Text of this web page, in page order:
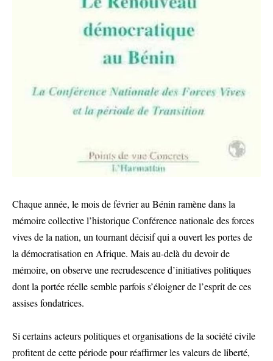
Chaque année, le mois de février au Bénin ramène dans la
mémoire collective l’historique Conférence nationale des forces
vives de la nation, un tournant décisif qui a ouvert les portes de
la démocratisation en Afrique. Mais au-delà du devoir de
mémoire, on observe une recrudescence d’initiatives politiques
dont la portée réelle semble parfois s’éloigner de l’esprit de ces
assises fondatrices.
Si certains acteurs politiques et organisations de la société civile
profitent de cette période pour réaffirmer les valeurs de liberté,